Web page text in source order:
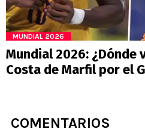
MUNDIAL 2026
Mundial 2026: ¿Dónde
Costa de Marfil por el
COMENTARIOS